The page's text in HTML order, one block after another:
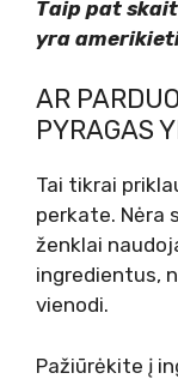
Taip pat
yra
AR
PYRAGAS
Tai tikrai
perkate. Nėra
ženklai
ingredientus,
vienodi.
Pažiūrėkite į